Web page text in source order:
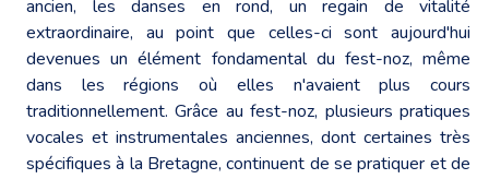
ancien, les danses en rond, un regain de vitalité
extraordinaire, au point que celles-ci sont aujourd'hui
devenues un élément fondamental du fest-noz, même
dans les régions où elles n'avaient plus cours
traditionnellement. Grâce au fest-noz, plusieurs pratiques
vocales et instrumentales anciennes, dont certaines très
spécifiques à la Bretagne, continuent de se pratiquer et de